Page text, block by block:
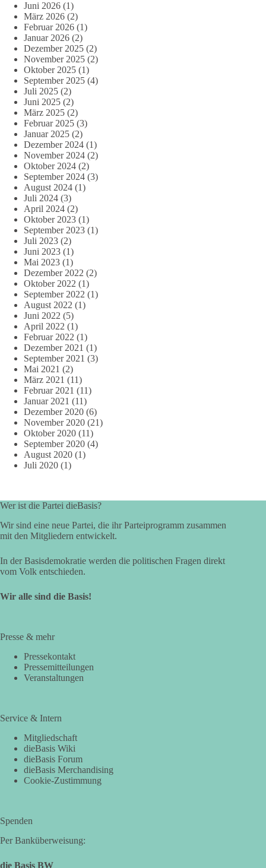
Juni 2026 (1)
März 2026 (2)
Februar 2026 (1)
Januar 2026 (2)
Dezember 2025 (2)
November 2025 (2)
Oktober 2025 (1)
September 2025 (4)
Juli 2025 (2)
Juni 2025 (2)
März 2025 (2)
Februar 2025 (3)
Januar 2025 (2)
Dezember 2024 (1)
November 2024 (2)
Oktober 2024 (2)
September 2024 (3)
August 2024 (1)
Juli 2024 (3)
April 2024 (2)
Oktober 2023 (1)
September 2023 (1)
Juli 2023 (2)
Juni 2023 (1)
Mai 2023 (1)
Dezember 2022 (2)
Oktober 2022 (1)
September 2022 (1)
August 2022 (1)
Juni 2022 (5)
April 2022 (1)
Februar 2022 (1)
Dezember 2021 (1)
September 2021 (3)
Mai 2021 (2)
März 2021 (11)
Februar 2021 (11)
Januar 2021 (11)
Dezember 2020 (6)
November 2020 (21)
Oktober 2020 (11)
September 2020 (4)
August 2020 (1)
Juli 2020 (1)
Wer ist die Partei dieBasis?
Wir sind eine neue Partei, die ihr Parteiprogramm zusammen
mit den Mitgliedern entwickelt.
In der Basisdemokratie werden die politischen Fragen direkt
vom Volk entschieden.
Wir alle sind die Basis!
Presse & mehr
Pressekontakt
Pressemitteilungen
Veranstaltungen
Service & Intern
Mitgliedschaft
dieBasis Wiki
dieBasis Forum
dieBasis Merchandising
Cookie-Zustimmung
Spenden
Per Banküberweisung:
die Basis BW